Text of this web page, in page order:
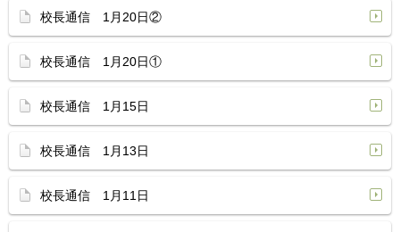
校長通信 1月20日②
校長通信 1月20日①
校長通信 1月15日
校長通信 1月13日
校長通信 1月11日